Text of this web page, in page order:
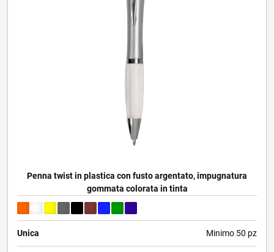
Penna twist in plastica con fusto argentato, impugnatura
gommata colorata in tinta
Unica Minimo 50 pz